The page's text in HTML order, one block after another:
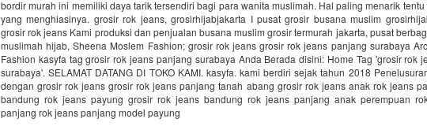
bordir murah ini memiliki daya tarik tersendiri bagi para wanita muslimah. Hal paling menarik
yang menghiasinya. grosir rok jeans, grosirhijabjakarta I pusat grosir busana muslim
grosir rok jeans Kami produksi dan penjualan busana muslim grosir termurah jakarta, pusat
muslimah hijab, Sheena Moslem Fashion; grosir rok jeans grosir rok jeans panjang surabaya
Fashion kasyfa tag grosir rok jeans panjang surabaya Anda Berada disini: Home Tag 'grosir rok
surabaya'. SELAMAT DATANG DI TOKO KAMI. kasyfa. kami berdiri sejak tahun 2018
dengan grosir rok jeans grosir rok jeans panjang tanah abang grosir rok jeans anak rok jeans
bandung rok jeans payung grosir rok jeans bandung rok jeans panjang anak perempuan
panjang rok jeans panjang model payung